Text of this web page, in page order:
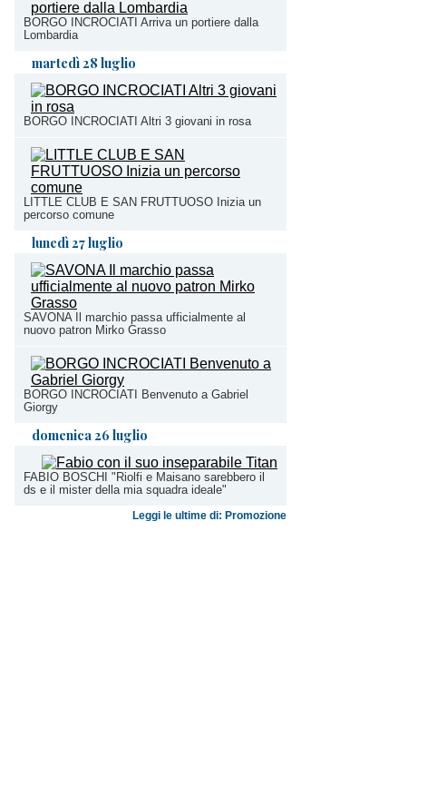
BORGO INCROCIATI Arriva un portiere dalla
Lombardia
martedì 28 luglio
BORGO INCROCIATI Altri 3 giovani in rosa
LITTLE CLUB E SAN FRUTTUOSO Inizia un
percorso comune
lunedì 27 luglio
SAVONA Il marchio passa ufficialmente al
nuovo patron Mirko Grasso
BORGO INCROCIATI Benvenuto a Gabriel
Giorgy
domenica 26 luglio
FABIO BOSCHI "Riolfi e Maisano sarebbero il
ds e il mister della mia squadra ideale"
Leggi le ultime di: Promozione